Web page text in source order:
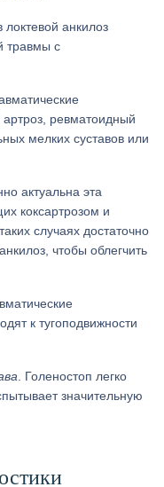
локтевой анкилоз
травмы с
ревматоидный
мелких суставов или
актуальна эта
коксартрозом и
случаях достаточно
чтобы облегчить
к тугоподвижности
. Голеностоп легко
значительную